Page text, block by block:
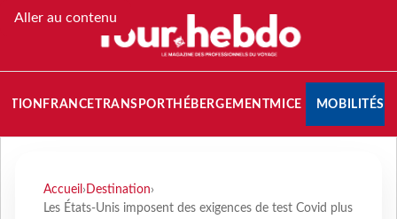
Aller au contenu
FRANCETRANSPORT HÉBERGEMENTMICE MOBILITÉS
Accueil › Destination›
Les États-Unis imposent des exigences de test Covid plus